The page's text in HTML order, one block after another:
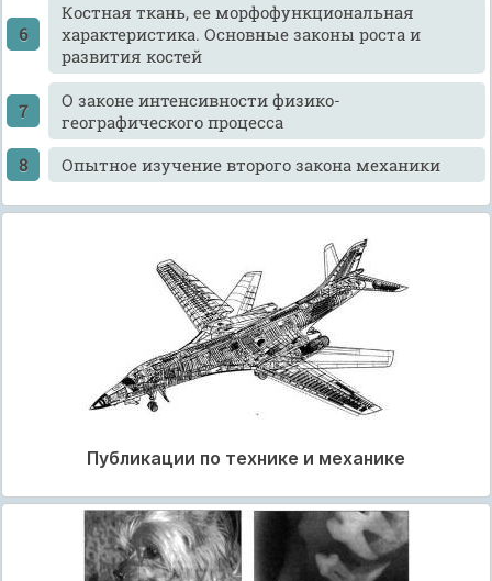
Костная ткань, ее морфофункциональная
характеристика. Основные законы роста и
развития костей
О законе интенсивности физико-
географического процесса
Опытное изучение второго закона механики
Публикации по технике и механике